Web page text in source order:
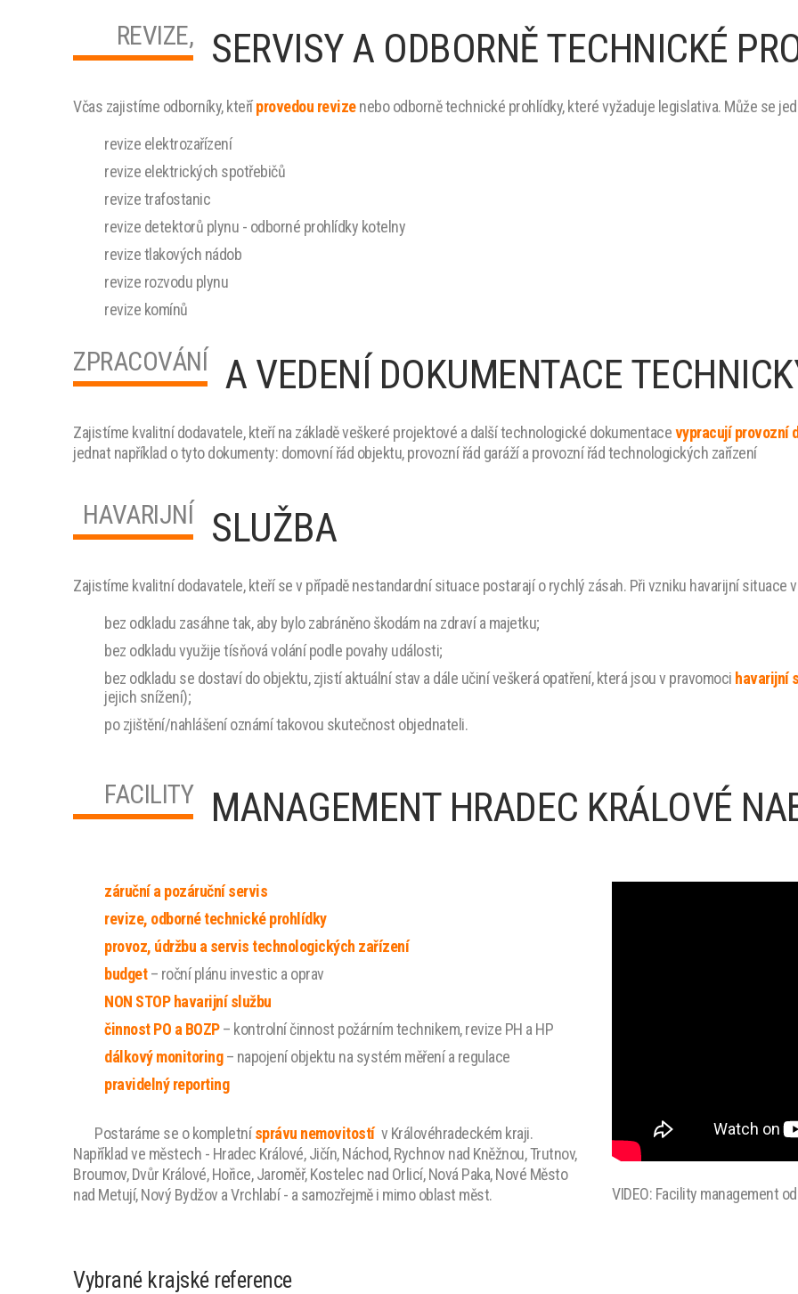
REVIZE, SERVISY A ODBORNĚ TECHNICKÉ
Včas zajistíme odborníky, kteříprovedou revizenebo odborně technické prohlídky, které vyžaduje legislativa. Může se
revize elektrozařízení
revize elektrických spotřebičů
revize trafostanic
revize detektorů plynu - odborné prohlídky kotelny
revize tlakových nádob
revize rozvodu plynu
revize komínů
ZPRACOVÁNÍ A VEDENÍ DOKUMENTACE
Zajistíme kvalitní dodavatele, kteří na základě veškeré projektové a další technologické dokumentacevypracují provozní
jednat například o tyto dokumenty: domovní řád objektu, provozní řád garáží a provozní řád technologických zařízení
HAVARIJNÍ SLUŽBA
Zajistíme kvalitní dodavatele, kteří se v případě nestandardní situace postarají o rychlý zásah. Při vzniku havarijní situace
bez odkladu zasáhne tak, aby bylo zabráněno škodám na zdraví a majetku;
bez odkladu využije tísňová volání podle povahy události;
bez odkladu se dostaví do objektu, zjistí aktuální stav a dále učiní veškerá opatření, která jsou v pravomoci havarijní
jejich snížení);
po zjištění/nahlášení oznámí takovou skutečnost objednateli.
FACILITY MANAGEMENT HRADEC KRÁLOVÉ
záruční a pozáruční servis
revize, odborné technické prohlídky
provoz, údržbu a servis technologických zařízení
budget– roční plánu investic a oprav
NON STOP havarijní službu
činnost PO a BOZP– kontrolní činnost požárním technikem, revize PH a HP
dálkový monitoring– napojení objektu na systém měření a regulace
pravidelný reporting
Postaráme se o kompletnísprávu nemovitostí v Královéhradeckém kraji.
Například ve městech - Hradec Králové, Jičín, Náchod, Rychnov nad Kněžnou, Trutnov,
Broumov, Dvůr Králové, Hořice, Jaroměř, Kostelec nad Orlicí, Nová Paka, Nové Město
nad Metují, Nový Bydžov a Vrchlabí - a samozřejmě i mimo oblast měst.
VIDEO: Facility management od
Vybrané krajské reference